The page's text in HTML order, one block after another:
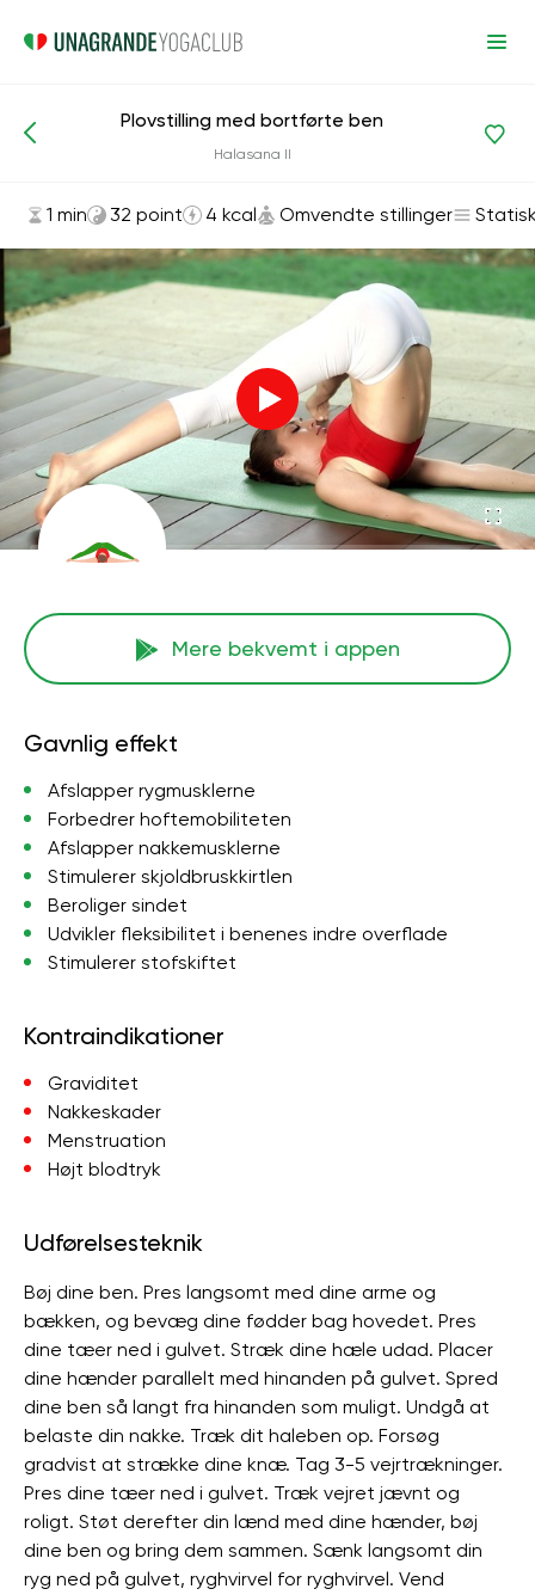
Omvendte stillinger
Plovstilling med bortførte ben
Halasana II
1 min 32 point 4 kcal Omvendte stillinger
Mere bekvemt i appen
Gavnlig effekt
Afslapper rygmusklerne
Forbedrer hoftemobiliteten
Afslapper nakkemusklerne
Stimulerer skjoldbruskkirtlen
Beroliger sindet
Udvikler fleksibilitet i benenes indre overflade
Stimulerer stofskiftet
Kontraindikationer
Graviditet
Nakkeskader
Menstruation
Højt blodtryk
Udførelsesteknik
Bøj dine ben. Pres langsomt med dine arme og
bækken, og bevæg dine fødder bag hovedet. Pres
dine tæer ned i gulvet. Stræk dine hæle udad. Placer
dine hænder parallelt med hinanden på gulvet. Spred
dine ben så langt fra hinanden som muligt. Undgå at
belaste din nakke. Træk dit haleben op. Forsøg
gradvist at strække dine knæ. Tag 3-5 vejrtrækninger.
Pres dine tæer ned i gulvet. Træk vejret jævnt og
roligt. Støt derefter din lænd med dine hænder, bøj ​​
dine ben og bring dem sammen. Sænk langsomt din
ryg ned på gulvet, ryghvirvel for ryghvirvel. Vend